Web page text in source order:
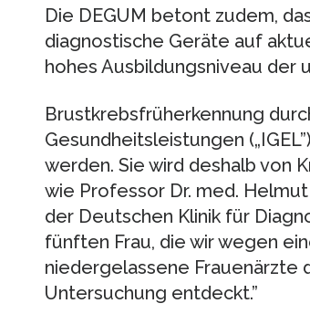
Die DEGUM betont zudem,
diagnostische Geräte auf
hohes Ausbildungsniveau der
Brustkrebsfrüherkennung
Gesundheitsleistungen
werden. Sie wird deshalb von
wie Professor Dr. med.
der Deutschen Klinik für
fünften Frau, die wir wegen
niedergelassene Frauenärzte
Untersuchung entdeckt.”